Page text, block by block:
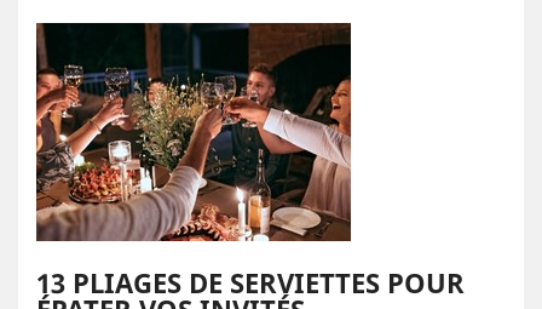
13 PLIAGES DE SERVIETTES POUR